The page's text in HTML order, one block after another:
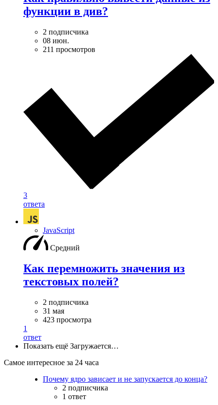
функции в див?
2 подписчика
08 июн.
211 просмотров
3
ответа
JavaScript
Средний
Как перемножить значения из
текстовых полей?
2 подписчика
31 мая
423 просмотра
1
ответ
Показать ещё Загружается…
Самое интересное за 24 часа
Почему ядро зависает и не запускается до конца?
2 подписчика
1 ответ